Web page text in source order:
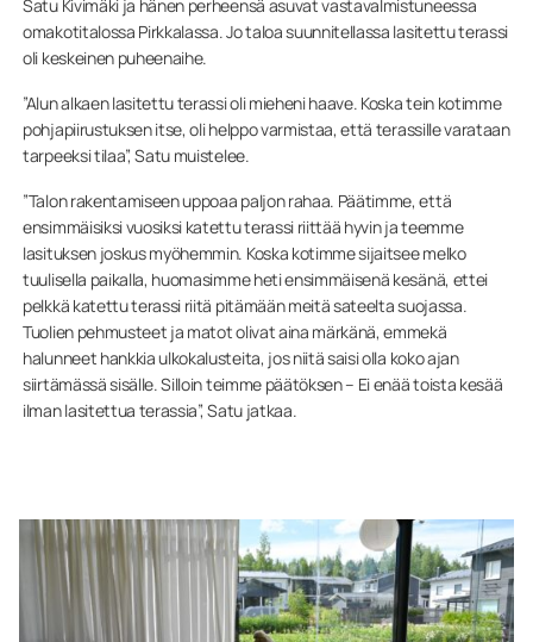
Satu Kivimäki ja hänen perheensä asuvat vastavalmistuneessa
omakotitalossa Pirkkalassa. Jo taloa suunnitellassa lasitettu terassi
oli keskeinen puheenaihe.
”Alun alkaen lasitettu terassi oli mieheni haave. Koska tein kotimme
pohjapiirustuksen itse, oli helppo varmistaa, että terassille varataan
tarpeeksi tilaa”, Satu muistelee.
”Talon rakentamiseen uppoaa paljon rahaa. Päätimme, että
ensimmäisiksi vuosiksi katettu terassi riittää hyvin ja teemme
lasituksen joskus myöhemmin. Koska kotimme sijaitsee melko
tuulisella paikalla, huomasimme heti ensimmäisenä kesänä, ettei
pelkkä katettu terassi riitä pitämään meitä sateelta suojassa.
Tuolien pehmusteet ja matot olivat aina märkänä, emmekä
halunneet hankkia ulkokalusteita, jos niitä saisi olla koko ajan
siirtämässä sisälle. Silloin teimme päätöksen – Ei enää toista kesää
ilman lasitettua terassia”, Satu jatkaa.